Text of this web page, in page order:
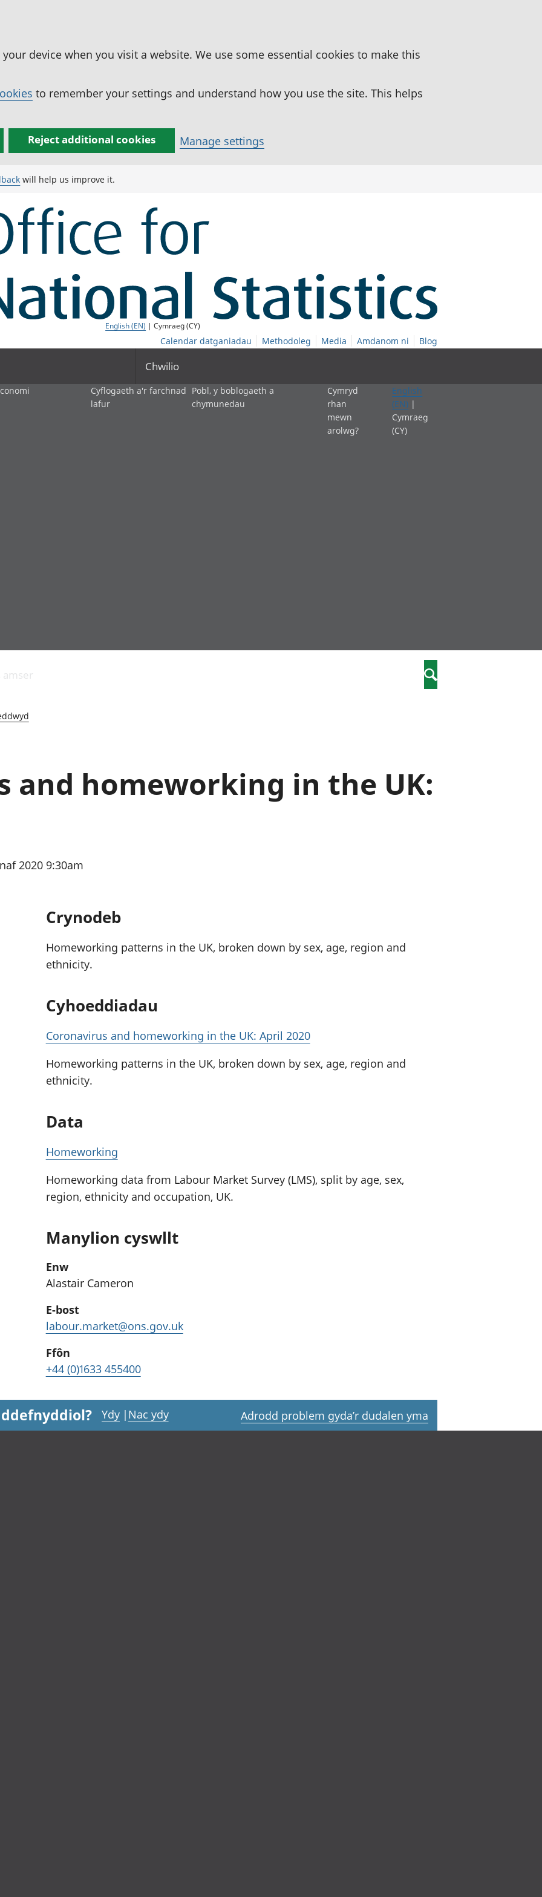
device when you visit a website. We use some essential cookies to make this
to remember your settings and understand how you use the site. This helps
Reject additional cookies Manage settings
will help us improve it.
English (EN) | Cymraeg (CY)
Calendar datganiadau Methodoleg Media Amdanom ni Blog
Chwilio
amgylcheddol
Llwodraeth, y sector
Gwerth Ychwanegol
Gros
ymddiriedolaethau
Cyflogaeth a'r farchnad
lafur
Pobl, y boblogaeth a
chymunedau
Tai
Hamdden a thwristiaeth
Cymryd
rhan
mewn
arolwg?
English
(EN) |
Cymraeg
(CY)
amser Chwilio
and homeworking in the UK:
2020 9:30am
Crynodeb
Homeworking patterns in the UK, broken down by sex, age, region and
ethnicity.
Cyhoeddiadau
Coronavirus and homeworking in the UK: April 2020
Homeworking patterns in the UK, broken down by sex, age, region and
ethnicity.
Data
Homeworking
Homeworking data from Labour Market Survey (LMS), split by age, sex,
region, ethnicity and occupation, UK.
Manylion cyswllt
Enw
Alastair Cameron
E-bost
labour.market@ons.gov.uk
Ffôn
+44 (0)1633 455400
Ydy | Nac ydy Adrodd problem gyda’r dudalen yma